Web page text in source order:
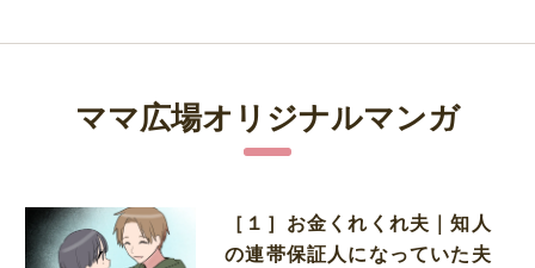
ママ広場オリジナルマンガ
［１］お金くれくれ夫｜知人
の連帯保証人になっていた夫